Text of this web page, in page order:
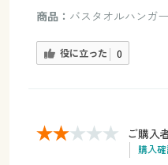
商品： バスタオルハンガ
役に立った 0
ご購入
購入